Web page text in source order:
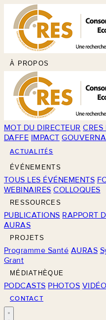
À PROPOS
MOT DU DIRECTEUR CRES
DAFFE IMPACT
ACTUALITÉS
ÉVÉNEMENTS
TOUS LES ÉVÉNEMENTS
WEBINAIRES COLLOQUES
RESSOURCES
PUBLICATIONS RAPPORT
AURAS
PROJETS
Programme Santé AURAS
Grant
MÉDIATHÈQUE
PODCASTS PHOTOS
CONTACT